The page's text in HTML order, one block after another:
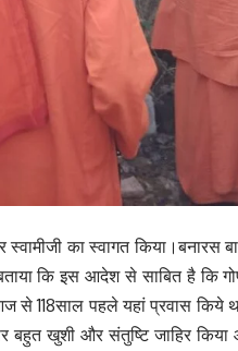
का स्वागत किया।बनारस
कि इस आदेश से साबित है कि
से 118साल पहले यहां प्रवास किये
बहुत खुशी और संतुष्टि जाहिर